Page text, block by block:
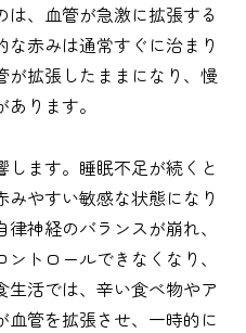
、血管が急激に拡張する
赤みは通常すぐに治まり
が拡張したままになり、慢
ります。
ます。睡眠不足が続くと
やすい敏感な状態になり
神経のバランスが崩れ、
トロールできなくなり、
活では、辛い食べ物やア
管を拡張させ、一時的に